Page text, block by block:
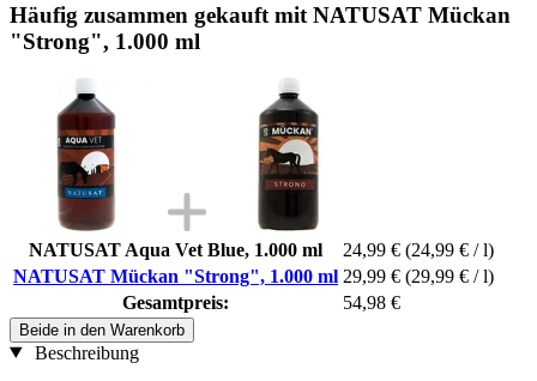
Häufig zusammen gekauft mit NATUSAT Mückan
"Strong", 1.000 ml
NATUSAT Aqua Vet Blue, 1.000 ml 24,99 € (24,99 € / l)
NATUSAT Mückan "Strong", 1.000 ml 29,99 € (29,99 € / l)
Gesamtpreis:
54,98 €
Beide in den Warenkorb
Beschreibung